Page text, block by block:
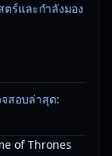
ร์และกำลังมอง
สอบล่าสุด:
of Thrones